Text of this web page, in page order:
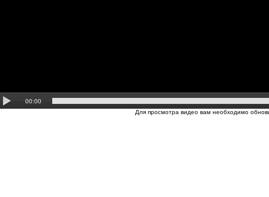
00:00
Для просмотра видео вам необходимо